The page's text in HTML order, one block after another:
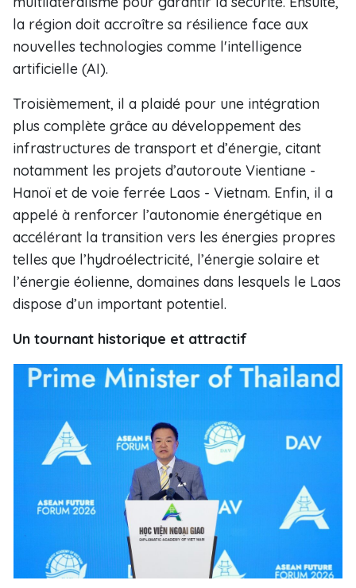
la région doit accroître sa résilience face aux
nouvelles technologies comme l'intelligence
artificielle (AI).
Troisièmement, il a plaidé pour une intégration
plus complète grâce au développement des
infrastructures de transport et d’énergie, citant
notamment les projets d’autoroute Vientiane -
Hanoï et de voie ferrée Laos - Vietnam. Enfin, il a
appelé à renforcer l’autonomie énergétique en
accélérant la transition vers les énergies propres
telles que l’hydroélectricité, l’énergie solaire et
l’énergie éolienne, domaines dans lesquels le Laos
dispose d’un important potentiel.
Un tournant historique et attractif